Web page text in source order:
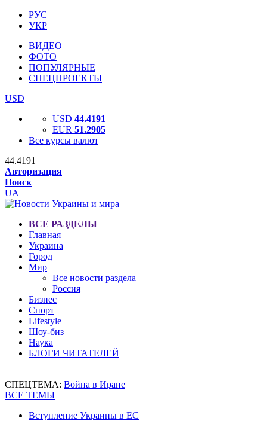
РУС
УКР
ВИДЕО
ФОТО
ПОПУЛЯРНЫЕ
СПЕЦПРОЕКТЫ
USD
USD 44.4191
EUR 51.2905
Все курсы валют
44.4191
Авторизация
Поиск
UA
ВСЕ РАЗДЕЛЫ
Главная
Украина
Город
Мир
Все новости раздела
Россия
Бизнес
Спорт
Lifestyle
Шоу-биз
Наука
БЛОГИ ЧИТАТЕЛЕЙ
СПЕЦТЕМА: Война в Иране
ВСЕ ТЕМЫ
Вступление Украины в ЕС